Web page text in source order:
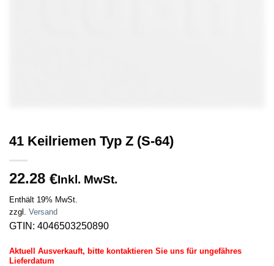
41 Keilriemen Typ Z (S-64)
22.28 €Inkl. MwSt.
Enthält 19% MwSt.
zzgl. Versand
GTIN: 4046503250890
Aktuell Ausverkauft, bitte kontaktieren Sie uns für ungefähres
Lieferdatum